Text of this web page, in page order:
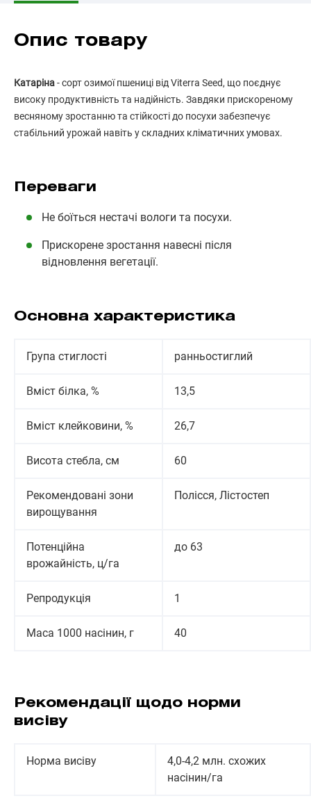
Опис товару
Катаріна- сорт озимої пшениці від Viterra Seed, що поєднує
високу продуктивність та надійність. Завдяки прискореному
весняному зростанню та стійкості до посухи забезпечує
стабільний урожай навіть у складних кліматичних умовах.
Переваги
Не боїться нестачі вологи та посухи.
Прискорене зростання навесні після
відновлення вегетації.
Основна характеристика
Група стиглості ранньостиглий
Вміст білка, % 13,5
Вміст клейковини, % 26,7
Висота стебла, см 60
Рекомендовані зони
вирощування
Полісся, Лістостеп
Потенційна
врожайність, ц/га
до 63
Репродукція 1
Маса 1000 насінин, г 40
Рекомендації щодо норми
висіву
Норма висіву
4,0-4,2 млн. схожих
насінин/га